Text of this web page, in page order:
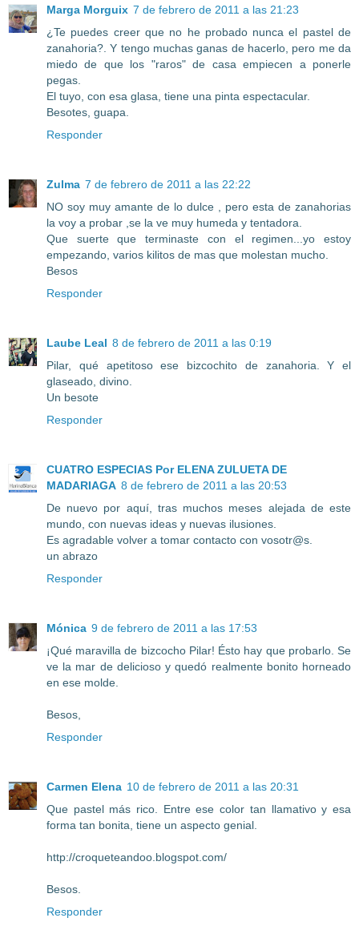
Marga Morguix 7 de febrero de 2011 a las 21:23
¿Te puedes creer que no he probado nunca el pastel de
zanahoria?. Y tengo muchas ganas de hacerlo, pero me da
miedo de que los "raros" de casa empiecen a ponerle
pegas.
El tuyo, con esa glasa, tiene una pinta espectacular.
Besotes, guapa.
Responder
Zulma 7 de febrero de 2011 a las 22:22
NO soy muy amante de lo dulce , pero esta de zanahorias
la voy a probar ,se la ve muy humeda y tentadora.
Que suerte que terminaste con el regimen...yo estoy
empezando, varios kilitos de mas que molestan mucho.
Besos
Responder
Laube Leal 8 de febrero de 2011 a las 0:19
Pilar, qué apetitoso ese bizcochito de zanahoria. Y el
glaseado, divino.
Un besote
Responder
CUATRO ESPECIAS Por ELENA ZULUETA DE
MADARIAGA 8 de febrero de 2011 a las 20:53
De nuevo por aquí, tras muchos meses alejada de este
mundo, con nuevas ideas y nuevas ilusiones.
Es agradable volver a tomar contacto con vosotr@s.
un abrazo
Responder
Mónica 9 de febrero de 2011 a las 17:53
¡Qué maravilla de bizcocho Pilar! Ésto hay que probarlo. Se
ve la mar de delicioso y quedó realmente bonito horneado
en ese molde.
Besos,
Responder
Carmen Elena 10 de febrero de 2011 a las 20:31
Que pastel más rico. Entre ese color tan llamativo y esa
forma tan bonita, tiene un aspecto genial.
http://croqueteandoo.blogspot.com/
Besos.
Responder